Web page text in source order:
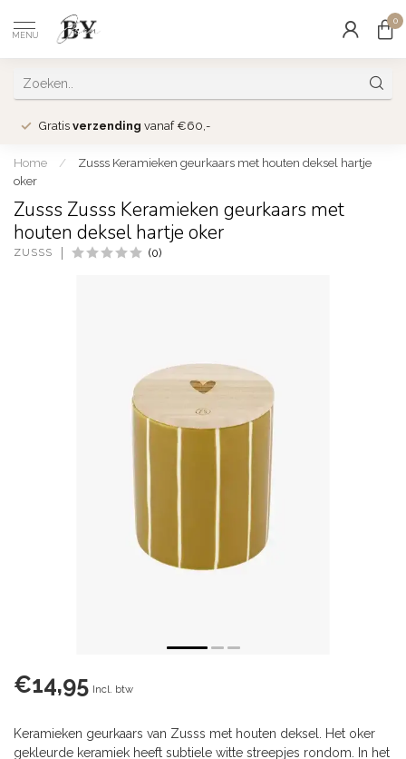
MENU
0
Gratis verzending vanaf €60,-
Home /
Zusss Keramieken geurkaars met houten deksel hartje
oker
Zusss Zusss Keramieken geurkaars met
houten deksel hartje oker
ZUSSS (0)
€14,95 Incl. btw
Keramieken geurkaars van Zusss met houten deksel. Het oker
gekleurde keramiek heeft subtiele witte streepjes rondom. In het